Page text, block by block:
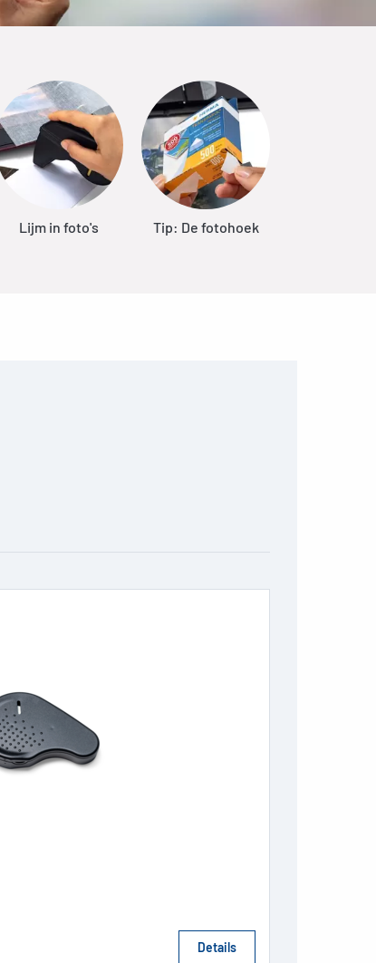
Lijm in foto's Tip: De fotohoek
Details